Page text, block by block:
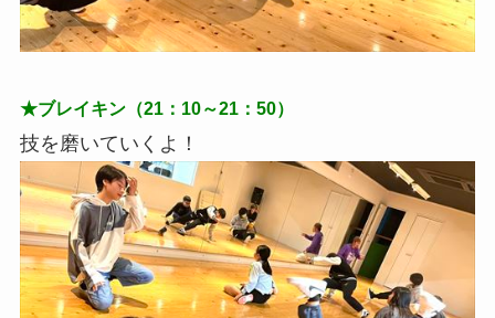
★ブレイキン（21：10～21：50）
技を磨いていくよ！